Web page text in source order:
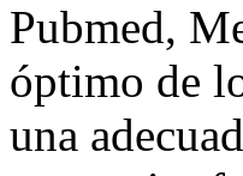
Pubmed,
óptimo de
una